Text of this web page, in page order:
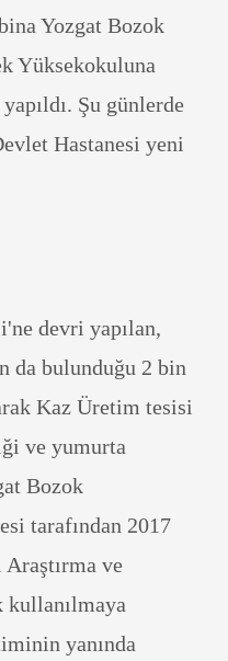
Yozgat Bozok
Yüksekokuluna
Şu günlerde
Hastanesi yeni
devri yapılan,
da bulunduğu 2 bin
Kaz Üretim tesisi
ve yumurta
Bozok
tarafından 2017
Araştırma ve
yanında